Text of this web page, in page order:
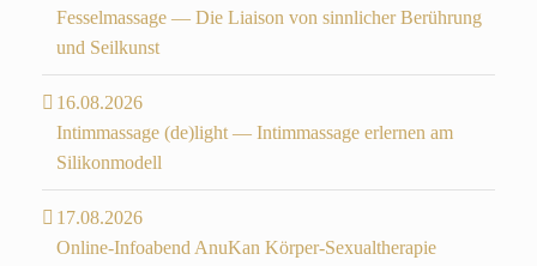
Fesselmassage — Die Liaison von sinnlicher Berührung
und Seilkunst
16.08.2026
Intimmassage (de)light — Intimmassage erlernen am
Silikonmodell
17.08.2026
Online-Infoabend AnuKan Körper-Sexualtherapie